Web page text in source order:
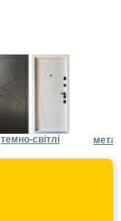
темно-світлі